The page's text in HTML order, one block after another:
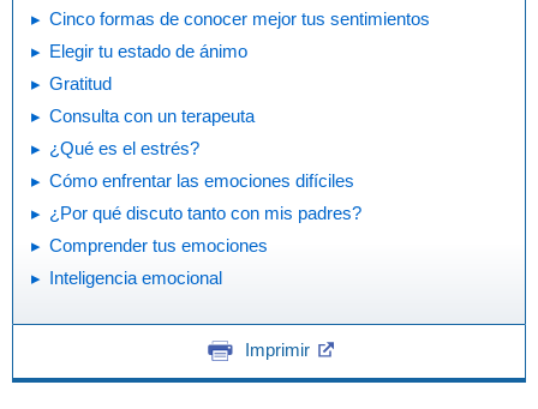
Cinco formas de conocer mejor tus sentimientos
Elegir tu estado de ánimo
Gratitud
Consulta con un terapeuta
¿Qué es el estrés?
Cómo enfrentar las emociones difíciles
¿Por qué discuto tanto con mis padres?
Comprender tus emociones
Inteligencia emocional
Imprimir